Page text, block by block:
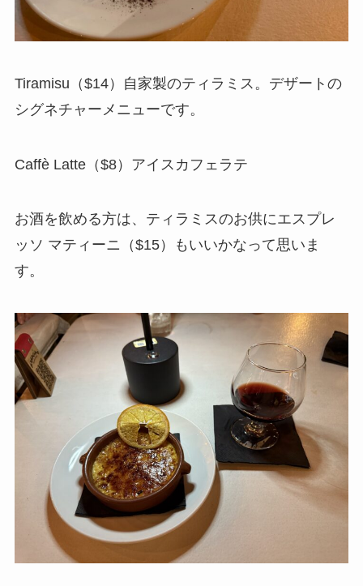
Tiramisu（$14）自家製のティラミス。デザートの
シグネチャーメニューです。
Caffè Latte（$8）アイスカフェラテ
お酒を飲める方は、ティラミスのお供にエスプレ
ッソ マティーニ（$15）もいいかなって思いま
す。